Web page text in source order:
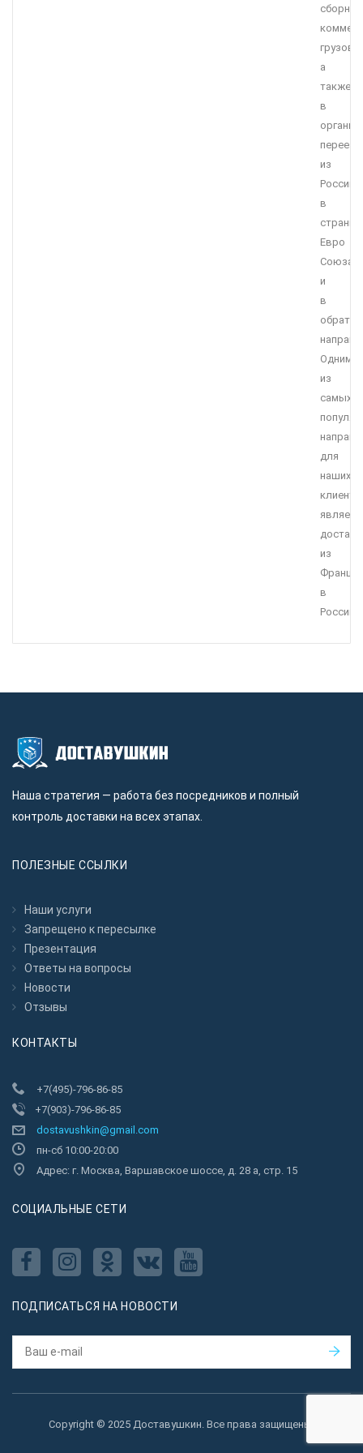
сборных
грузов,
а
также
в
из
России
в
страны
Евро
Союза
и
в
Одним
из
самых
для
наших
из
Франции
в
Россию.
Наша стратегия — работа без посредников и полный
контроль доставки на всех этапах.
ПОЛЕЗНЫЕ ССЫЛКИ
Наши услуги
Запрещено к пересылкe
Презентация
Ответы на вопросы
Новости
Отзывы
КОНТАКТЫ
+7(495)-796-86-85
+7(903)-796-86-85
dostavushkin@gmail.com
пн-сб 10:00-20:00
Адрес: г. Москва, Варшавское шоссе, д. 28 а, стр. 15
CОЦИАЛЬНЫЕ СЕТИ
ПОДПИСАТЬСЯ НА НОВОСТИ
Copyright © 2025 Доставушкин. Все права защищены.